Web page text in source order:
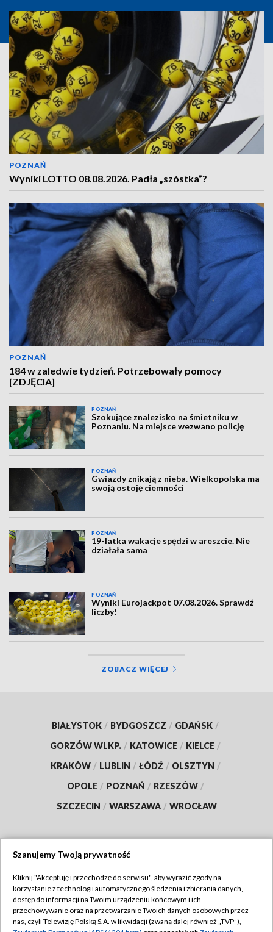
POZNAŃ
Wyniki LOTTO 08.08.2026. Padła „szóstka”?
POZNAŃ
184 w zaledwie tydzień. Potrzebowały pomocy
[ZDJĘCIA]
POZNAŃ
Szokujące znalezisko na śmietniku w
Poznaniu. Na miejsce wezwano policję
POZNAŃ
Gwiazdy znikają z nieba. Wielkopolska ma
swoją ostoję ciemności
POZNAŃ
19-latka wakacje spędzi w areszcie. Nie
działała sama
POZNAŃ
Wyniki Eurojackpot 07.08.2026. Sprawdź
liczby!
ZOBACZ WIĘCEJ
BIAŁYSTOK / BYDGOSZCZ / GDAŃSK /
GORZÓW WLKP. / KATOWICE / KIELCE /
KRAKÓW / LUBLIN / ŁÓDŹ / OLSZTYN /
OPOLE / POZNAŃ / RZESZÓW /
SZCZECIN / WARSZAWA / WROCŁAW
TVP
Abonament TVP
Regulamin TVP
Szanujemy Twoją prywatność
Kliknij "Akceptuję i przechodzę do serwisu", aby wyrazić zgody na
korzystanie z technologii automatycznego śledzenia i zbierania danych,
dostęp do informacji na Twoim urządzeniu końcowym i ich
przechowywanie oraz na przetwarzanie Twoich danych osobowych przez
nas, czyli Telewizję Polską S.A. w likwidacji (zwaną dalej również „TVP”),